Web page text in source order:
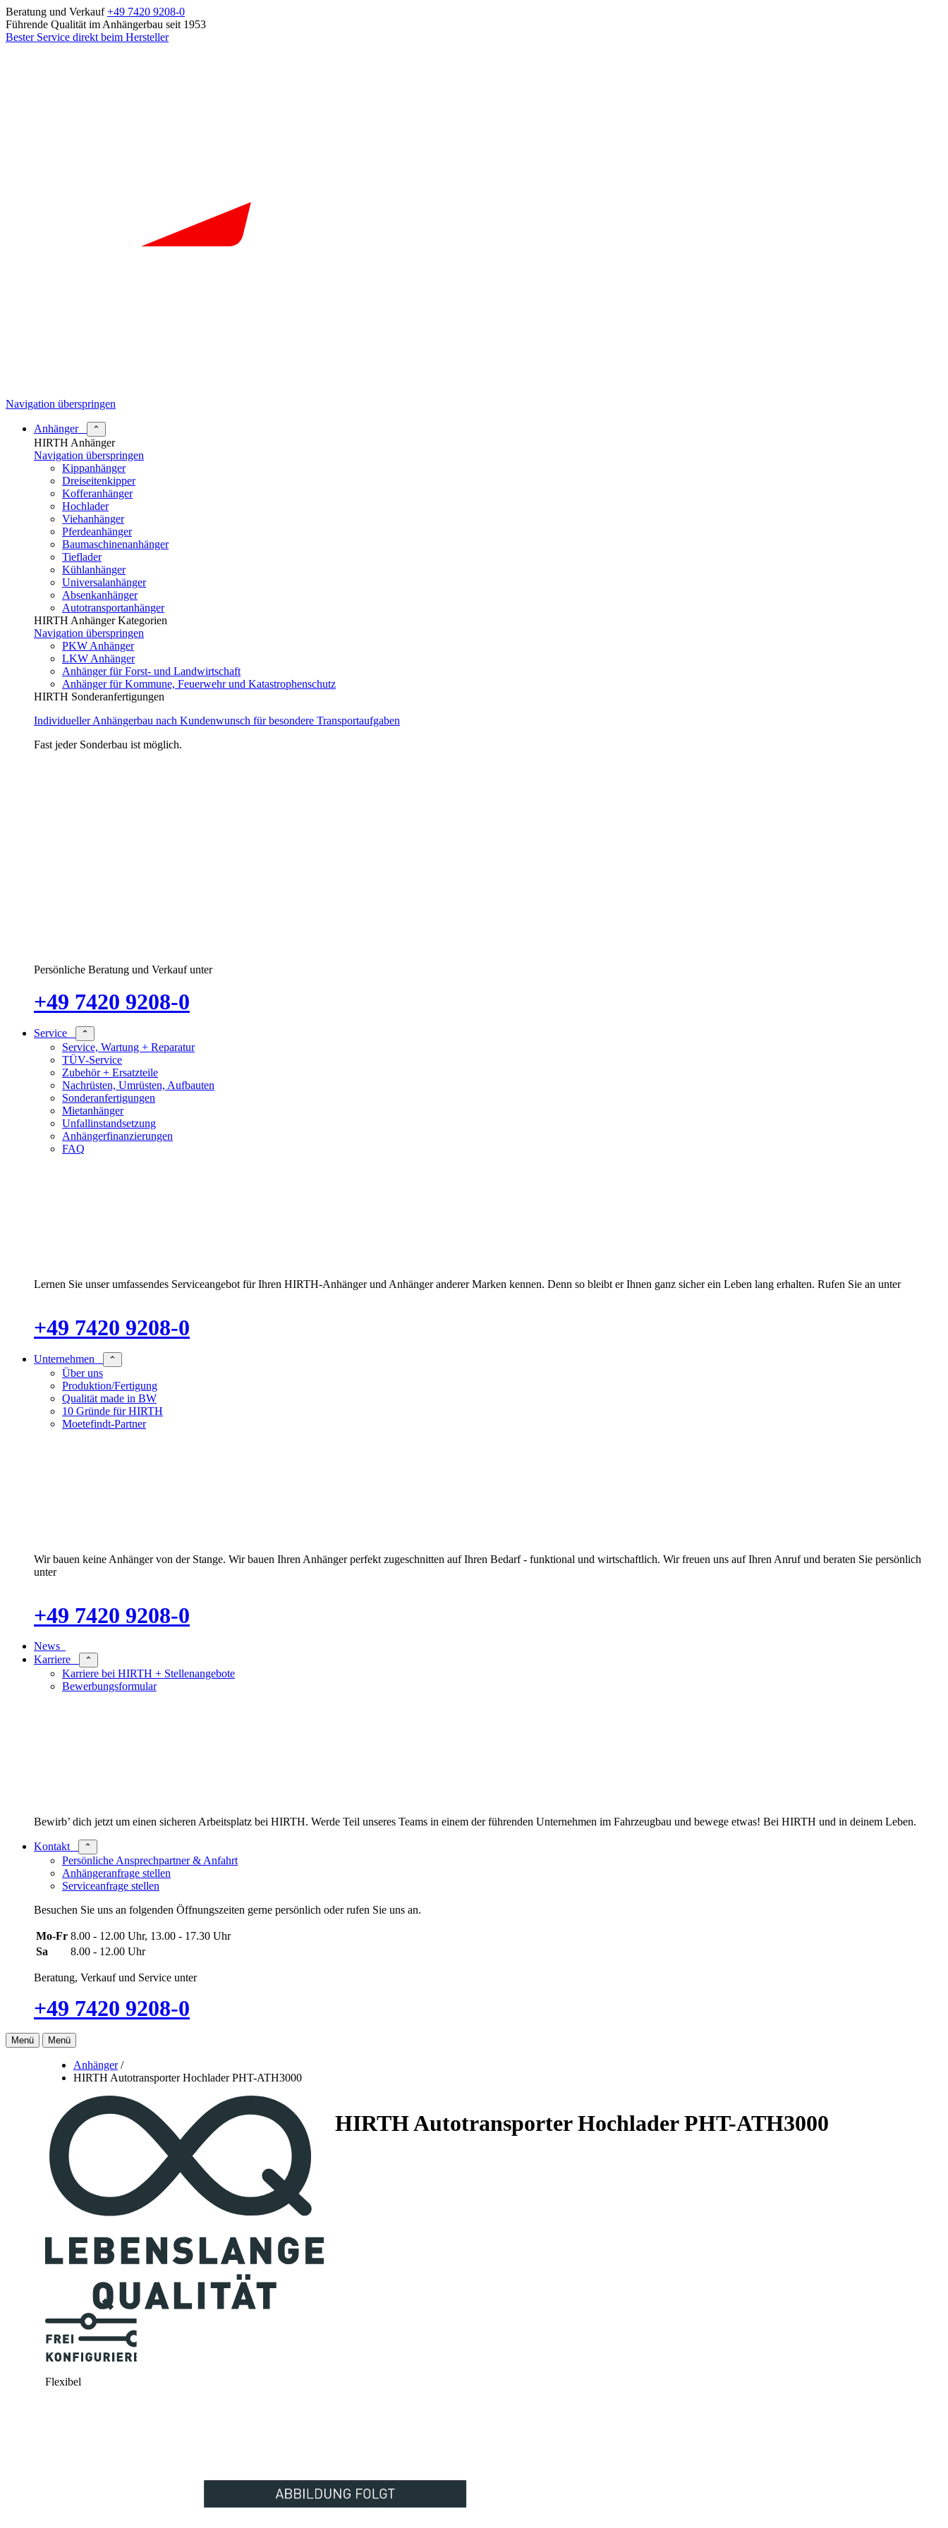
Beratung und Verkauf+49 7420 9208-0
Führende Qualität im Anhängerbau seit 1953
Bester Service direkt beim Hersteller
Navigation überspringen
Anhänger ⌃
HIRTH Anhänger
Navigation überspringen
Kippanhänger
Dreiseitenkipper
Kofferanhänger
Hochlader
Viehanhänger
Pferdeanhänger
Baumaschinenanhänger
Tieflader
Kühlanhänger
Universalanhänger
Absenkanhänger
Autotransportanhänger
HIRTH Anhänger Kategorien
Navigation überspringen
PKW Anhänger
LKW Anhänger
Anhänger für Forst- und Landwirtschaft
Anhänger für Kommune, Feuerwehr und Katastrophenschutz
HIRTH Sonderanfertigungen
Individueller Anhängerbau nach Kundenwunsch für besondere Transportaufgaben
Fast jeder Sonderbau ist möglich.
Persönliche Beratung und Verkauf unter
+49 7420 9208-0
Service ⌃
Service, Wartung + Reparatur
TÜV-Service
Zubehör + Ersatzteile
Nachrüsten, Umrüsten, Aufbauten
Sonderanfertigungen
Mietanhänger
Unfallinstandsetzung
Anhängerfinanzierungen
FAQ
Lernen Sie unser umfassendes Serviceangebot für Ihren HIRTH-Anhänger und Anhänger anderer Marken kennen. Denn so bleibt er Ihnen ganz sicher ein Leben lang erhalten. Rufen Sie an unter
+49 7420 9208-0
Unternehmen ⌃
Über uns
Produktion/Fertigung
Qualität made in BW
10 Gründe für HIRTH
Moetefindt-Partner
Wir bauen keine Anhänger von der Stange. Wir bauen Ihren Anhänger perfekt zugeschnitten auf Ihren Bedarf - funktional und wirtschaftlich. Wir freuen uns auf Ihren Anruf und beraten Sie persönlich
unter
+49 7420 9208-0
News
Karriere
⌃
Karriere bei HIRTH + Stellenangebote
Bewerbungsformular
Bewirb’ dich jetzt um einen sicheren Arbeitsplatz bei HIRTH. Werde Teil unseres Teams in einem der führenden Unternehmen im Fahrzeugbau und bewege etwas! Bei HIRTH und in deinem Leben.
Kontakt ⌃
Persönliche Ansprechpartner & Anfahrt
Anhängeranfrage stellen
Serviceanfrage stellen
Besuchen Sie uns an folgenden Öffnungszeiten gerne persönlich oder rufen Sie uns an.
Mo-Fr 8.00 - 12.00 Uhr, 13.00 - 17.30 Uhr
Sa
8.00 - 12.00 Uhr
Beratung, Verkauf und Service unter
+49 7420 9208-0
Menü Menü
Anhänger /
HIRTH Autotransporter Hochlader PHT-ATH3000
HIRTH Autotransporter Hochlader PHT-ATH3000
Flexibel